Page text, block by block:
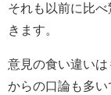
それも以前に比
きます。
意見の食い違い
からの口論も多い